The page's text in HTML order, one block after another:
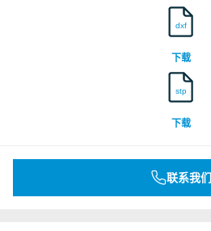
dxf
下载
stp
下载
联系我们